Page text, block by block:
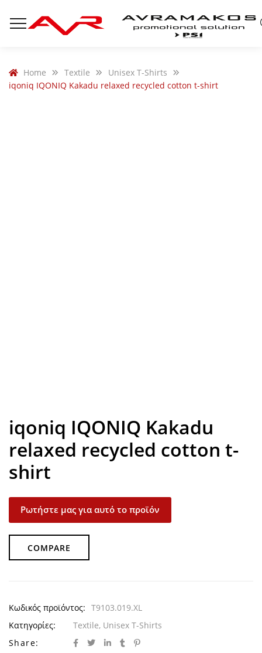
Home Textile
Unisex T-Shirts
iqoniq IQONIQ Kakadu relaxed recycled cotton t-shirt
iqoniq IQONIQ Kakadu
relaxed recycled cotton t-
shirt
Ρωτήστε μας για αυτό το προϊόν
COMPARE
Κωδικός προϊόντος: T9103.019.XL
Κατηγορίες:
Textile, Unisex T-Shirts
Share: